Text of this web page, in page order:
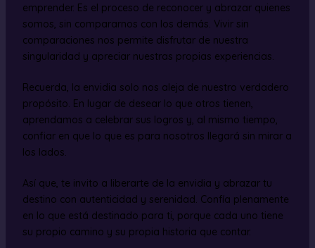
emprender. Es el proceso de reconocer y abrazar quienes
somos, sin compararnos con los demás. Vivir sin
comparaciones nos permite disfrutar de nuestra
singularidad y apreciar nuestras propias experiencias.
Recuerda, la envidia solo nos aleja de nuestro verdadero
propósito. En lugar de desear lo que otros tienen,
aprendamos a celebrar sus logros y, al mismo tiempo,
confiar en que lo que es para nosotros llegará sin mirar a
los lados.
Así que, te invito a liberarte de la envidia y abrazar tu
destino con autenticidad y serenidad. Confía plenamente
en lo que está destinado para ti, porque cada uno tiene
su propio camino y su propia historia que contar.